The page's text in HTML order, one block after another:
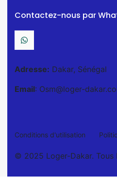
Contactez-nous par
Adresse: Dakar, Sénégal
Email: Osm@loger-
Conditions d'utilisation
© 2025 Loger-Dakar. Tous